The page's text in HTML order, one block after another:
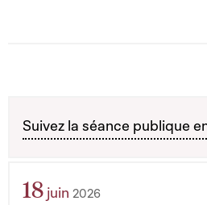
Suivez la séance publique
18 juin 2026